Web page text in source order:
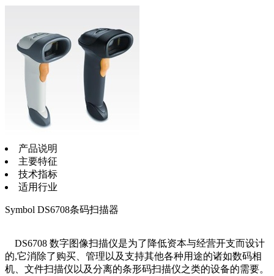
产品说明
主要特征
技术指标
适用行业
Symbol DS6708条码扫描器
DS6708 数字图像扫描仪是为了降低资本与经营开支而设计
的,它消除了购买、管理以及支持其他各种用途的诸如数码相
机、文件扫描仪以及分离的条形码扫描仪之类的设备的需要。